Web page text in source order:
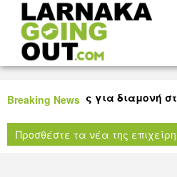
Breaking Newsγια διαμονή στη
για όλους τους μικρούς μας
Προσθέστε τα νέα της